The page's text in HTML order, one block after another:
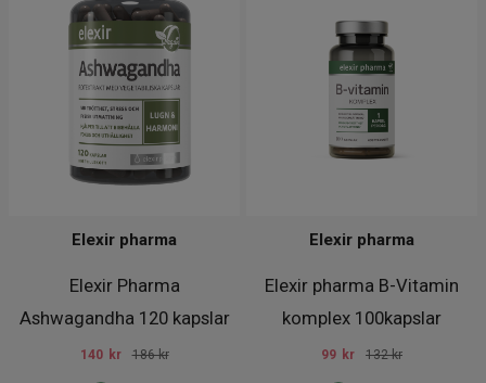
Elexir Pharma
Ashwagandha 120 kapslar
Elexir pharma
140 kr 186 kr
Elexir pharma B-Vitamin
komplex 100kapslar
Elexir pharma
99 kr 132 kr